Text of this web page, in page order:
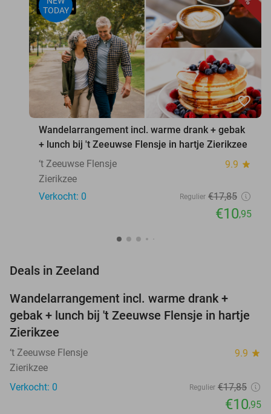
TODAY
favorite_border
Wandelarrangement incl. warme drank + gebak
+ lunch bij 't Zeeuwse Flensje in hartje Zierikzee
‘t Zeeuwse Flensje
9.9 star
Zierikzee
Verkocht: 0
Regulier €17,85
€10,95
Deals in Zeeland
TODAY
Wandelarrangement incl. warme drank +
gebak + lunch bij 't Zeeuwse Flensje in hartje
Zierikzee
‘t Zeeuwse Flensje 9.9 star
Zierikzee
Verkocht: 0
Regulier €17,85
€10,95